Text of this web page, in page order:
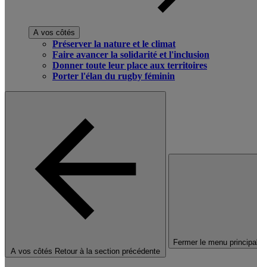
A vos côtés
Préserver la nature et le climat
Faire avancer la solidarité et l'inclusion
Donner toute leur place aux territoires
Porter l'élan du rugby féminin
A vos côtés Retour à la section précédente
Fermer le menu principal